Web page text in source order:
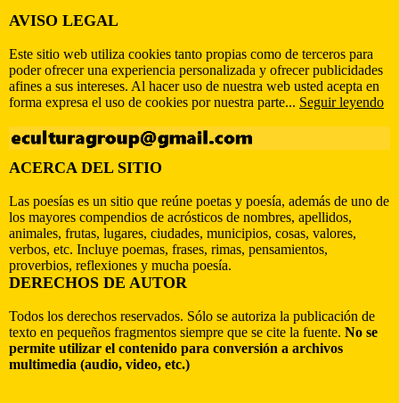
AVISO LEGAL
Este sitio web utiliza cookies tanto propias como de terceros para
poder ofrecer una experiencia personalizada y ofrecer publicidades
afines a sus intereses. Al hacer uso de nuestra web usted acepta en
forma expresa el uso de cookies por nuestra parte... Seguir leyendo
ACERCA DEL SITIO
Las poesías es un sitio que reúne poetas y poesía, además de uno de
los mayores compendios de acrósticos de nombres, apellidos,
animales, frutas, lugares, ciudades, municipios, cosas, valores,
verbos, etc. Incluye poemas, frases, rimas, pensamientos,
proverbios, reflexiones y mucha poesía.
DERECHOS DE AUTOR
Todos los derechos reservados. Sólo se autoriza la publicación de
texto en pequeños fragmentos siempre que se cite la fuente. No se
permite utilizar el contenido para conversión a archivos
multimedia (audio, video, etc.)